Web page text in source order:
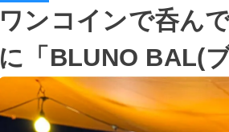
ワンコインで呑ん
に「BLUNO BAL(